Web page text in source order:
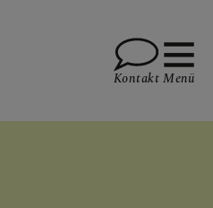
Kontakt Menü